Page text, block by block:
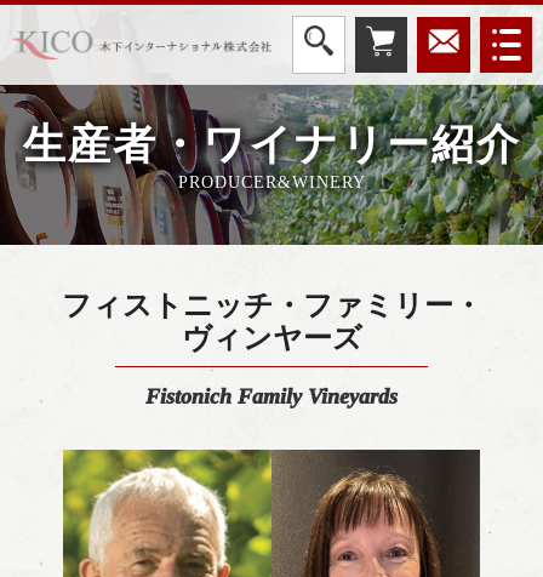
生産者・ワイナリー紹介
PRODUCER&WINERY
フィストニッチ・ファミリー・
ヴィンヤーズ
Fistonich Family Vineyards